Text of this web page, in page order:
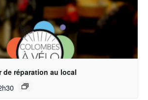
de réparation au local